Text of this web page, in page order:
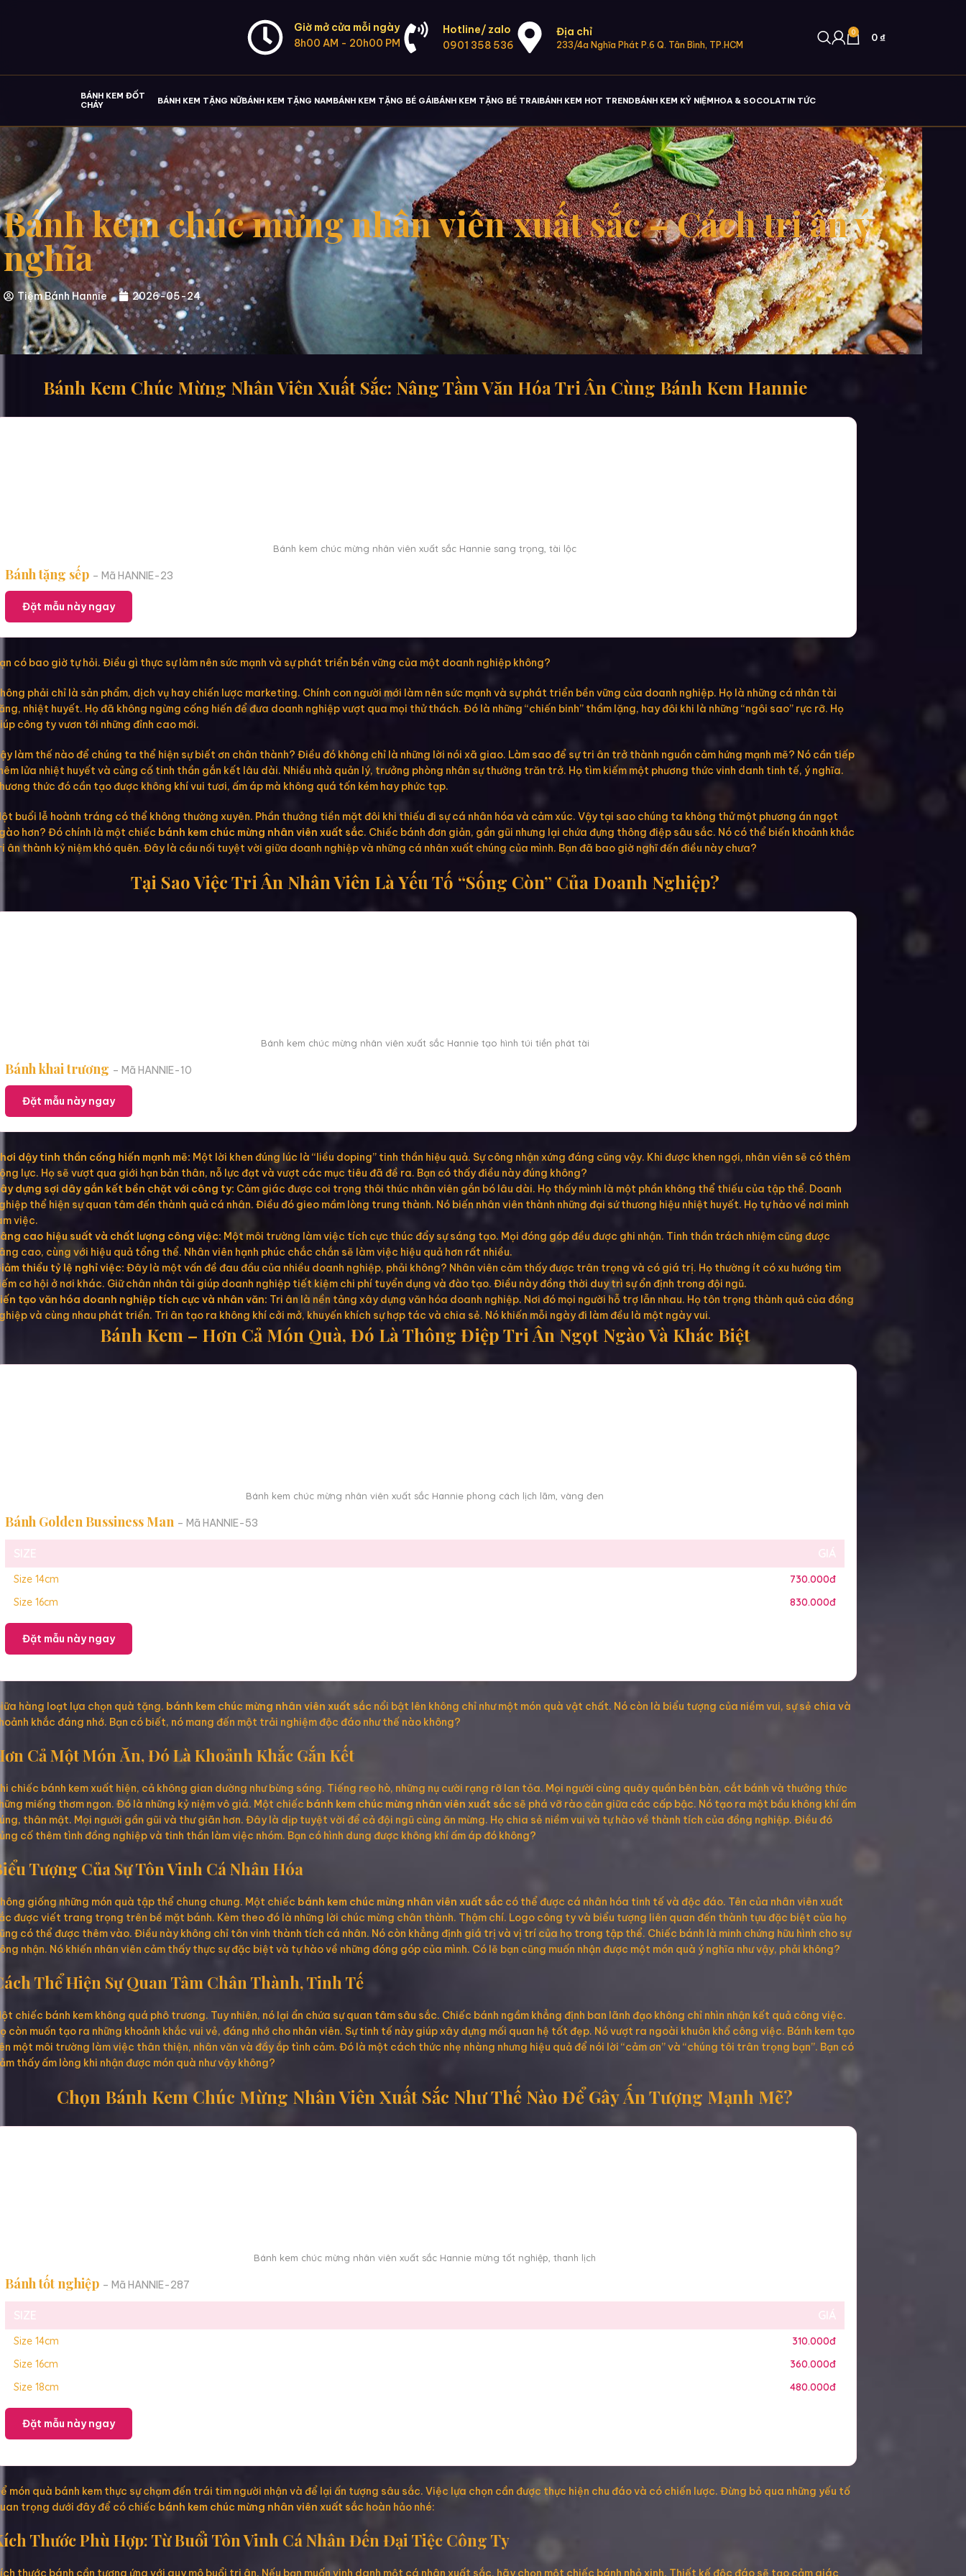
Giờ mở cửa mỗi ngày
8h00 AM - 20h00 PM
Hotline/ zalo
0901 358 536
Địa chỉ
233/4a Nghĩa Phát P.6 Q. Tân Bình, TP.HCM
0 0₫
BÁNH KEM ĐỐT
CHÁY
BÁNH KEM TẶNG NỮBÁNH KEM TẶNG NAMBÁNH KEM TẶNG BÉ GÁIBÁNH KEM TẶNG BÉ TRAIBÁNH KEM HOT TRENDBÁNH KEM KỶ NIỆMHOA & SOCOLATIN TỨC
Bánh kem chúc mừng nhân viên xuất sắc – Cách tri ân ý
nghĩa
Tiệm Bánh Hannie 2026-05-24
Bánh Kem Chúc Mừng Nhân Viên Xuất Sắc: Nâng Tầm Văn Hóa Tri Ân Cùng Bánh Kem Hannie
Bánh kem chúc mừng nhân viên xuất sắc Hannie sang trọng, tài lộc
Bánh tặng sếp – Mã HANNIE-23
Đặt mẫu này ngay
có bao giờ tự hỏi. Điều gì thực sự làm nên sức mạnh và sự phát triển bền vững của một doanh nghiệp không?
phải chỉ là sản phẩm, dịch vụ hay chiến lược marketing. Chính con người mới làm nên sức mạnh và sự phát triển bền vững của doanh nghiệp. Họ là những cá nhân tài
nhiệt huyết. Họ đã không ngừng cống hiến để đưa doanh nghiệp vượt qua mọi thử thách. Đó là những “chiến binh” thầm lặng, hay đôi khi là những “ngôi sao” rực rỡ. Họ
công ty vươn tới những đỉnh cao mới.
làm thế nào để chúng ta thể hiện sự biết ơn chân thành? Điều đó không chỉ là những lời nói xã giao. Làm sao để sự tri ân trở thành nguồn cảm hứng mạnh mẽ? Nó cần tiếp
lửa nhiệt huyết và củng cố tinh thần gắn kết lâu dài. Nhiều nhà quản lý, trưởng phòng nhân sự thường trăn trở. Họ tìm kiếm một phương thức vinh danh tinh tế, ý nghĩa.
thức đó cần tạo được không khí vui tươi, ấm áp mà không quá tốn kém hay phức tạp.
buổi lễ hoành tráng có thể không thường xuyên. Phần thưởng tiền mặt đôi khi thiếu đi sự cá nhân hóa và cảm xúc. Vậy tại sao chúng ta không thử một phương án ngọt
hơn? Đó chính là một chiếc bánh kem chúc mừng nhân viên xuất sắc. Chiếc bánh đơn giản, gần gũi nhưng lại chứa đựng thông điệp sâu sắc. Nó có thể biến khoảnh khắc
ân thành kỷ niệm khó quên. Đây là cầu nối tuyệt vời giữa doanh nghiệp và những cá nhân xuất chúng của mình. Bạn đã bao giờ nghĩ đến điều này chưa?
Tại Sao Việc Tri Ân Nhân Viên Là Yếu Tố “Sống Còn” Của Doanh Nghiệp?
Bánh kem chúc mừng nhân viên xuất sắc Hannie tạo hình túi tiền phát tài
Bánh khai trương – Mã HANNIE-10
Đặt mẫu này ngay
dậy tinh thần cống hiến mạnh mẽ: Một lời khen đúng lúc là “liều doping” tinh thần hiệu quả. Sự công nhận xứng đáng cũng vậy. Khi được khen ngợi, nhân viên sẽ có thêm
lực. Họ sẽ vượt qua giới hạn bản thân, nỗ lực đạt và vượt các mục tiêu đã đề ra. Bạn có thấy điều này đúng không?
dựng sợi dây gắn kết bền chặt với công ty: Cảm giác được coi trọng thôi thúc nhân viên gắn bó lâu dài. Họ thấy mình là một phần không thể thiếu của tập thể. Doanh
thể hiện sự quan tâm đến thành quả cá nhân. Điều đó gieo mầm lòng trung thành. Nó biến nhân viên thành những đại sứ thương hiệu nhiệt huyết. Họ tự hào về nơi mình
việc.
cao hiệu suất và chất lượng công việc: Một môi trường làm việc tích cực thúc đẩy sự sáng tạo. Mọi đóng góp đều được ghi nhận. Tinh thần trách nhiệm cũng được
cao, cùng với hiệu quả tổng thể. Nhân viên hạnh phúc chắc chắn sẽ làm việc hiệu quả hơn rất nhiều.
thiểu tỷ lệ nghỉ việc: Đây là một vấn đề đau đầu của nhiều doanh nghiệp, phải không? Nhân viên cảm thấy được trân trọng và có giá trị. Họ thường ít có xu hướng tìm
cơ hội ở nơi khác. Giữ chân nhân tài giúp doanh nghiệp tiết kiệm chi phí tuyển dụng và đào tạo. Điều này đồng thời duy trì sự ổn định trong đội ngũ.
tạo văn hóa doanh nghiệp tích cực và nhân văn: Tri ân là nền tảng xây dựng văn hóa doanh nghiệp. Nơi đó mọi người hỗ trợ lẫn nhau. Họ tôn trọng thành quả của đồng
và cùng nhau phát triển. Tri ân tạo ra không khí cởi mở, khuyến khích sự hợp tác và chia sẻ. Nó khiến mỗi ngày đi làm đều là một ngày vui.
Bánh Kem – Hơn Cả Món Quà, Đó Là Thông Điệp Tri Ân Ngọt Ngào Và Khác Biệt
Bánh kem chúc mừng nhân viên xuất sắc Hannie phong cách lịch lãm, vàng đen
Bánh Golden Bussiness Man – Mã HANNIE-53
SIZE GIÁ
Size 14cm
730.000đ
Size 16cm
830.000đ
Đặt mẫu này ngay
hàng loạt lựa chọn quà tặng. bánh kem chúc mừng nhân viên xuất sắc nổi bật lên không chỉ như một món quà vật chất. Nó còn là biểu tượng của niềm vui, sự sẻ chia và
khắc đáng nhớ. Bạn có biết, nó mang đến một trải nghiệm độc đáo như thế nào không?
Cả Một Món Ăn, Đó Là Khoảnh Khắc Gắn Kết
chiếc bánh kem xuất hiện, cả không gian dường như bừng sáng. Tiếng reo hò, những nụ cười rạng rỡ lan tỏa. Mọi người cùng quây quần bên bàn, cắt bánh và thưởng thức
miếng thơm ngon. Đó là những kỷ niệm vô giá. Một chiếc bánh kem chúc mừng nhân viên xuất sắc sẽ phá vỡ rào cản giữa các cấp bậc. Nó tạo ra một bầu không khí ấm
thân mật. Mọi người gần gũi và thư giãn hơn. Đây là dịp tuyệt vời để cả đội ngũ cùng ăn mừng. Họ chia sẻ niềm vui và tự hào về thành tích của đồng nghiệp. Điều đó
cố thêm tình đồng nghiệp và tinh thần làm việc nhóm. Bạn có hình dung được không khí ấm áp đó không?
Tượng Của Sự Tôn Vinh Cá Nhân Hóa
giống những món quà tập thể chung chung. Một chiếc bánh kem chúc mừng nhân viên xuất sắc có thể được cá nhân hóa tinh tế và độc đáo. Tên của nhân viên xuất
được viết trang trọng trên bề mặt bánh. Kèm theo đó là những lời chúc mừng chân thành. Thậm chí. Logo công ty và biểu tượng liên quan đến thành tựu đặc biệt của họ
có thể được thêm vào. Điều này không chỉ tôn vinh thành tích cá nhân. Nó còn khẳng định giá trị và vị trí của họ trong tập thể. Chiếc bánh là minh chứng hữu hình cho sự
nhận. Nó khiến nhân viên cảm thấy thực sự đặc biệt và tự hào về những đóng góp của mình. Có lẽ bạn cũng muốn nhận được một món quà ý nghĩa như vậy, phải không?
Thể Hiện Sự Quan Tâm Chân Thành, Tinh Tế
chiếc bánh kem không quá phô trương. Tuy nhiên, nó lại ẩn chứa sự quan tâm sâu sắc. Chiếc bánh ngầm khẳng định ban lãnh đạo không chỉ nhìn nhận kết quả công việc.
còn muốn tạo ra những khoảnh khắc vui vẻ, đáng nhớ cho nhân viên. Sự tinh tế này giúp xây dựng mối quan hệ tốt đẹp. Nó vượt ra ngoài khuôn khổ công việc. Bánh kem tạo
một môi trường làm việc thân thiện, nhân văn và đầy ắp tình cảm. Đó là một cách thức nhẹ nhàng nhưng hiệu quả để nói lời “cảm ơn” và “chúng tôi trân trọng bạn”. Bạn có
thấy ấm lòng khi nhận được món quà như vậy không?
Chọn Bánh Kem Chúc Mừng Nhân Viên Xuất Sắc Như Thế Nào Để Gây Ấn Tượng Mạnh Mẽ?
Bánh kem chúc mừng nhân viên xuất sắc Hannie mừng tốt nghiệp, thanh lịch
Bánh tốt nghiệp – Mã HANNIE-287
SIZE GIÁ
Size 14cm
310.000đ
Size 16cm
360.000đ
Size 18cm
480.000đ
Đặt mẫu này ngay
món quà bánh kem thực sự chạm đến trái tim người nhận và để lại ấn tượng sâu sắc. Việc lựa chọn cần được thực hiện chu đáo và có chiến lược. Đừng bỏ qua những yếu tố
trọng dưới đây để có chiếc bánh kem chúc mừng nhân viên xuất sắc hoàn hảo nhé:
Thước Phù Hợp: Từ Buổi Tôn Vinh Cá Nhân Đến Đại Tiệc Công Ty
thước bánh cần tương ứng với quy mô buổi tri ân. Nếu bạn muốn vinh danh một cá nhân xuất sắc, hãy chọn một chiếc bánh nhỏ xinh. Thiết kế độc đáo sẽ tạo cảm giác